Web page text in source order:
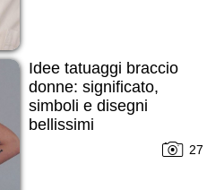
Idee tatuaggi braccio
donne: significato,
simboli e disegni
bellissimi
27